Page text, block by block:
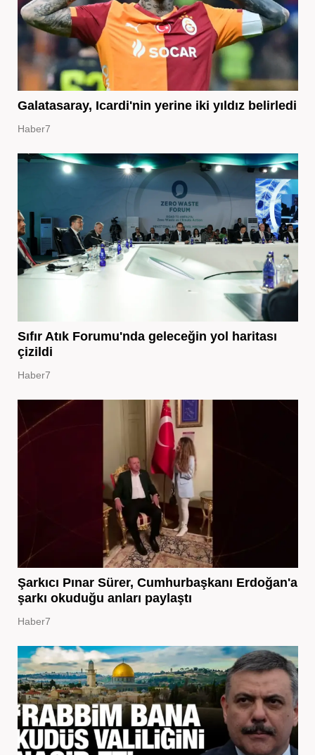
Galatasaray, Icardi'nin yerine iki yıldız belirledi
Haber7
Sıfır Atık Forumu'nda geleceğin yol haritası
çizildi
Haber7
Şarkıcı Pınar Sürer, Cumhurbaşkanı Erdoğan'a
şarkı okuduğu anları paylaştı
Haber7